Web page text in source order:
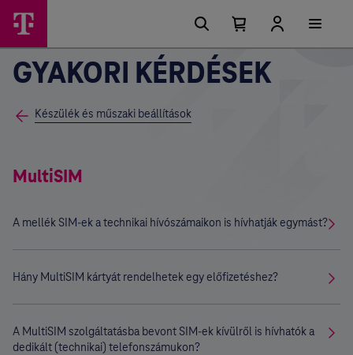
lehetőségek
Kosárban
található
elemek
száma
Kosár
GYAKORI KÉRDÉSEK
Készülék és műszaki beállítások
MultiSIM
A mellék SIM-ek a technikai hívószámaikon is hívhatják egymást?
Hány MultiSIM kártyát rendelhetek egy előfizetéshez?
A MultiSIM szolgáltatásba bevont SIM-ek kívülről is hívhatók a
dedikált (technikai) telefonszámukon?